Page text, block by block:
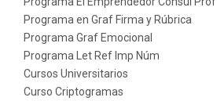
Programa en Graf Firma y Rúbrica
Programa Graf Emocional
Programa Let Ref Imp Núm
Cursos Universitarios
Curso Criptogramas